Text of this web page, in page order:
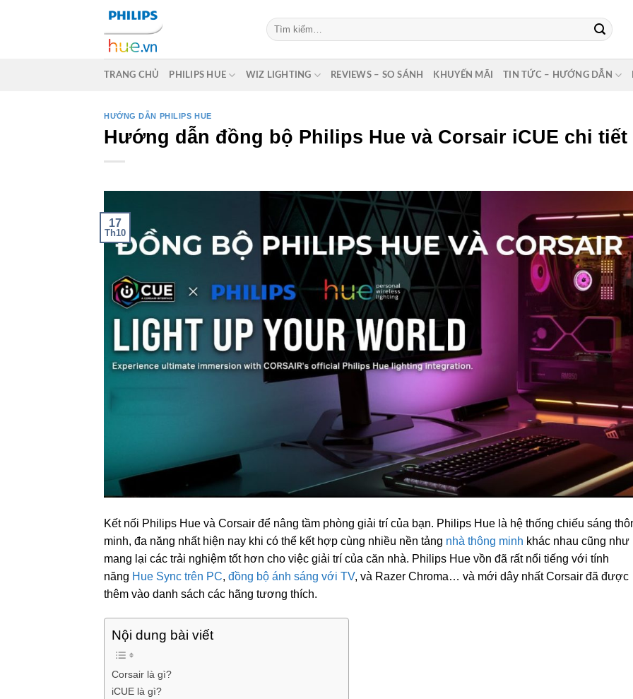
Tìm
kiếm:
TRANG CHỦ PHILIPS HUE WIZ LIGHTING REVIEWS – SO SÁNH KHUYẾN MÃI TIN TỨC – HƯỚNG DẪN
HƯỚNG DẪN PHILIPS HUE
Hướng dẫn đồng bộ Philips Hue và Corsair iCUE chi tiết
17
Th10
Kết nối Philips Hue và Corsair để nâng tầm phòng giải trí của bạn. Philips Hue là hệ thống chiếu sáng
minh, đa năng nhất hiện nay khi có thể kết hợp cùng nhiều nền tảng nhà thông minh khác nhau cũng như
mang lại các trải nghiệm tốt hơn cho việc giải trí của căn nhà. Philips Hue vồn đã rất nổi tiếng với tính
năng Hue Sync trên PC, đồng bộ ánh sáng với TV, và Razer Chroma… và mới dây nhất Corsair đã được
thêm vào danh sách các hãng tương thích.
Nội dung bài viết
Corsair là gì?
iCUE là gì?